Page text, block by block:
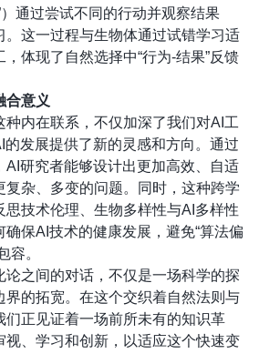
通过尝试不同的行动并观察结果
。这一过程与生物体通过试错学习适
体现了自然选择中“行为-结果”反馈
合意义
种内在联系，不仅加深了我们对AI工
发展提供了新的灵感和方向。通过
AI研究者能够设计出更加高效、自适
复杂、多变的问题。同时，这种跨学
思技术伦理、生物多样性与AI多样性
保AI技术的健康发展，避免“算法偏
容。
论之间的对话，不仅是一场科学的探
界的拓宽。在这个交织着自然法则与
们正见证着一场前所未有的知识革
视、学习和创新，以适应这个快速变